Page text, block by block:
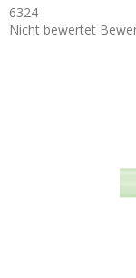
6324
Die
Nicht bewertet